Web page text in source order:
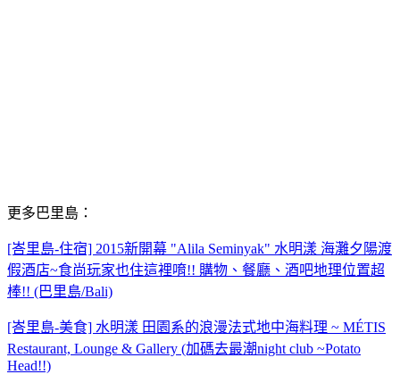
更多巴里島：
[峇里島-住宿] 2015新開幕 "Alila Seminyak" 水明漾 海灘夕陽渡
假酒店~食尚玩家也住這裡唷!! 購物、餐廳、酒吧地理位置超
棒!! (巴里島/Bali)
[峇里島-美食] 水明漾 田園系的浪漫法式地中海料理 ~ MÉTIS
Restaurant, Lounge & Gallery (加碼去最潮night club ~Potato
Head!!)